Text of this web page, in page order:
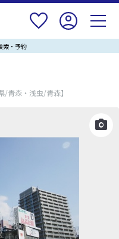
索・予約
/青森・浅虫/青森】